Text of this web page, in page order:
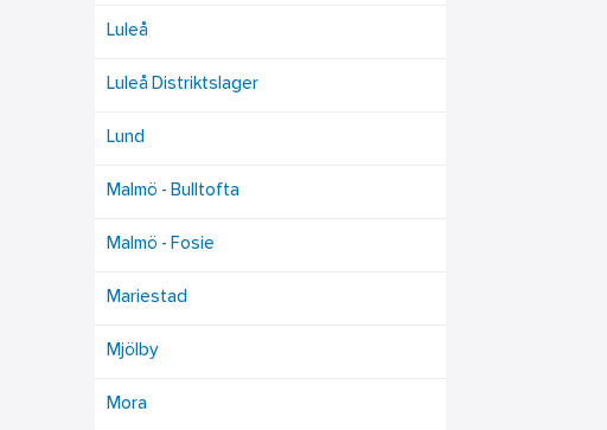
Luleå
Luleå Distriktslager
Lund
Malmö - Bulltofta
Malmö - Fosie
Mariestad
Mjölby
Mora